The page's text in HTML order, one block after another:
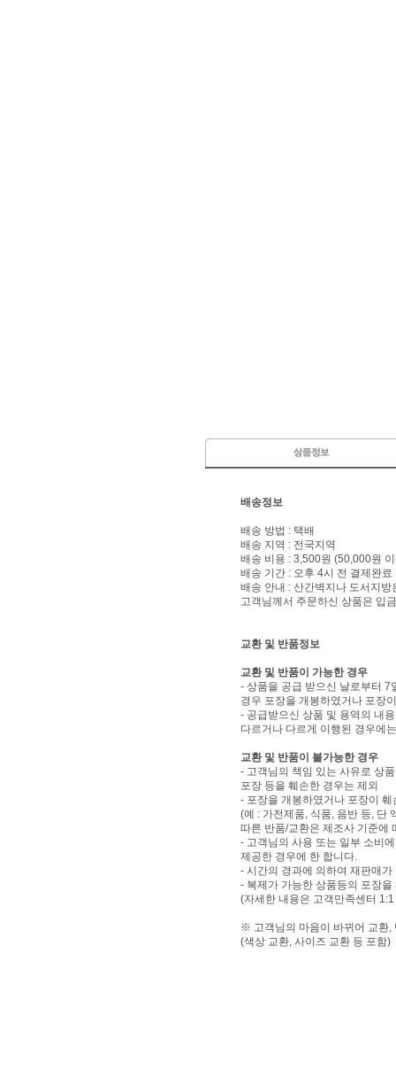
배송정보
배송 방법 : 택배
배송 지역 : 전국지역
배송 비용 : 3,500원 (50,000원
배송 기간 : 오후 4시 전 결제완료
배송 안내 : 산간벽지나 도서지
고객님께서 주문하신 상품은 입
교환 및 반품정보
교환 및 반품이 가능한 경우
- 상품을 공급 받으신 날로부터 7
경우 포장을 개봉하였거나 포장
- 공급받으신 상품 및 용역의 내
다르거나 다르게 이행된 경우에
교환 및 반품이 불가능한 경우
- 고객님의 책임 있는 사유로 상
포장 등을 훼손한 경우는 제외
- 포장을 개봉하였거나 포장이
(예 : 가전제품, 식품, 음반 등, 단
따른 반품/교환은 제조사 기준에
- 고객님의 사용 또는 일부 소비
제공한 경우에 한 합니다.
- 시간의 경과에 의하여 재판매
- 복제가 가능한 상품등의 포장을
(자세한 내용은 고객만족센터
※ 고객님의 마음이 바뀌어 교환,
(색상 교환, 사이즈 교환 등 포함)